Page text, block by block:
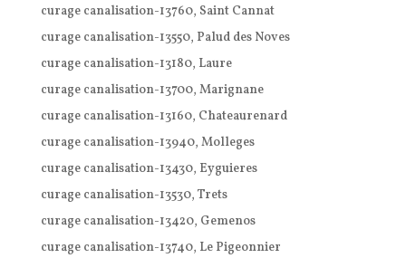
curage canalisation-13760, Saint Cannat
curage canalisation-13550, Palud des Noves
curage canalisation-13180, Laure
curage canalisation-13700, Marignane
curage canalisation-13160, Chateaurenard
curage canalisation-13940, Molleges
curage canalisation-13430, Eyguieres
curage canalisation-13530, Trets
curage canalisation-13420, Gemenos
curage canalisation-13740, Le Pigeonnier